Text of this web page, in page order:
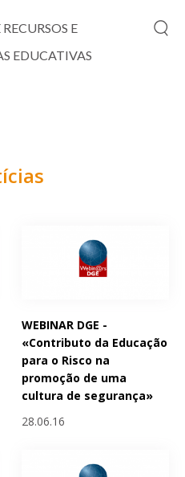
E
EDUCATIVAS
WEBINAR DGE -
«Contributo da Educação
para o Risco na
promoção de uma
cultura de segurança»
28.06.16